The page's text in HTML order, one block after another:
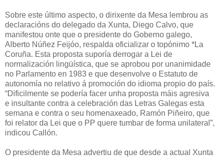
Sobre este último aspecto, o dirixente da Mesa lembrou as
declaracións do delegado da Xunta, Diego Calvo, que
manifestou onte que o presidente do Goberno galego,
Alberto Núñez Feijóo, respalda oficializar o topónimo *La
Coruña. Esta proposta suporía derrogar a Lei de
normalización lingüística, que se aprobou por unanimidade
no Parlamento en 1983 e que desenvolve o Estatuto de
autonomía no relativo á promoción do idioma propio do país.
“Dificilmente se podería facer unha proposta máis agresiva
e insultante contra a celebración das Letras Galegas esta
semana e contra o seu homenaxeado, Ramón Piñeiro, que
foi relator da Lei que o PP quere tumbar de forma unilateral”,
indicou Callón.
O presidente da Mesa advertiu de que desde a actual Xunta